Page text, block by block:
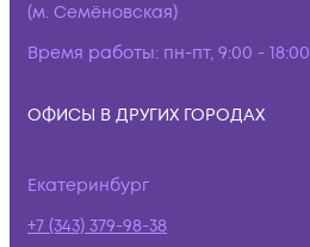
(м. Семёновская)
Время работы: пн-пт, 9:00 - 18:00
ОФИСЫ В ДРУГИХ ГОРОДАХ
Екатеринбург
+7 (343) 379-98-38